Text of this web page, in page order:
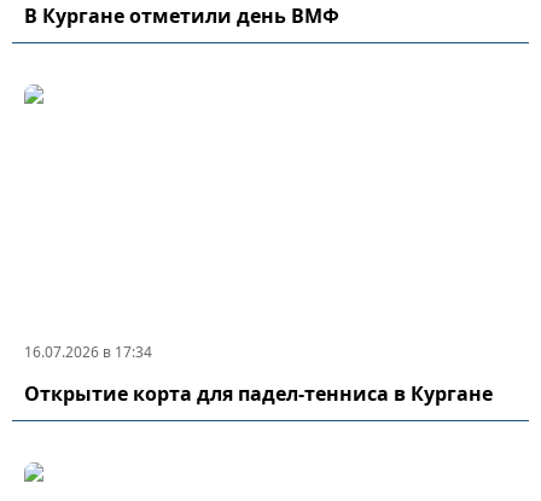
В Кургане отметили день ВМФ
16.07.2026 в 17:34
Открытие корта для падел-тенниса в Кургане